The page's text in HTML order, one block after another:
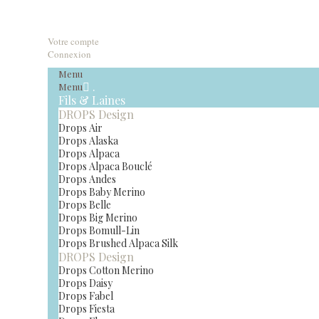
Votre compte
Connexion
Menu
Menu
.
Fils & Laines
DROPS Design
Drops Air
Drops Alaska
Drops Alpaca
Drops Alpaca Bouclé
Drops Andes
Drops Baby Merino
Drops Belle
Drops Big Merino
Drops Bomull-Lin
Drops Brushed Alpaca Silk
DROPS Design
Drops Cotton Merino
Drops Daisy
Drops Fabel
Drops Fiesta